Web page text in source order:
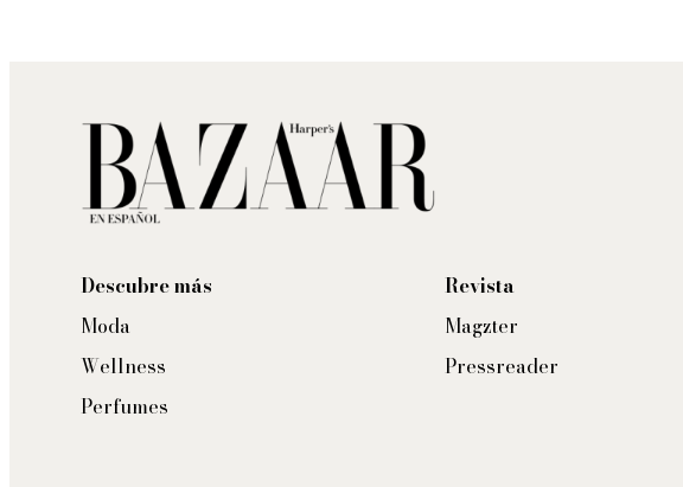
Descubre más
Moda
Wellness
Perfumes
Revista
Magzter
Pressreader